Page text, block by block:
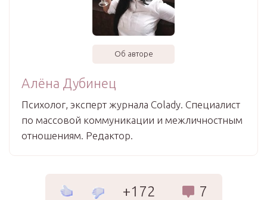
Об авторе
Алёна Дубинец
Психолог, эксперт журнала Colady. Специалист
по массовой коммуникации и межличностным
отношениям. Редактор.
+172 7